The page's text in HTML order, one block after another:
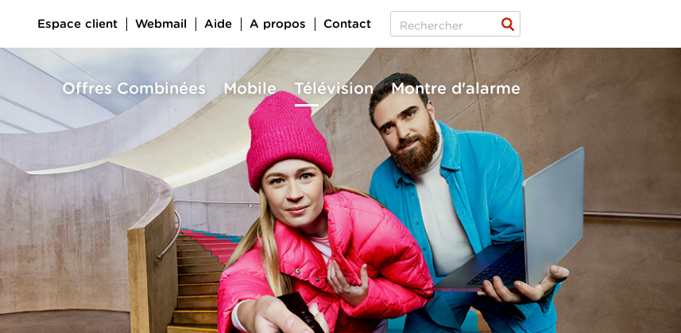
Offres Combinées Mobile Télévision Montre d'alarme
Espace client Webmail Aide A propos Contact